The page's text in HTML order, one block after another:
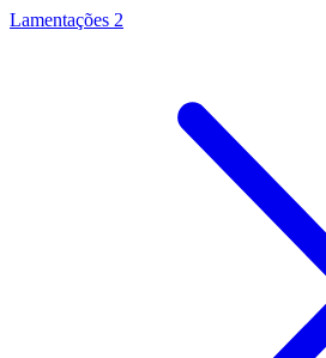
Lamentações 2